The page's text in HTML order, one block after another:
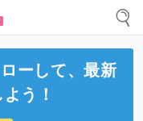
ーして、最新
う！